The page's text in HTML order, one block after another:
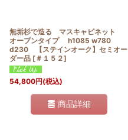
無垢杉で造る マスキャビネット
オープンタイプ h1085 w780
d230 【ステインオーク】セミオー
ダー品 [ ＃１５２]
54,800円(税込)
商品詳細